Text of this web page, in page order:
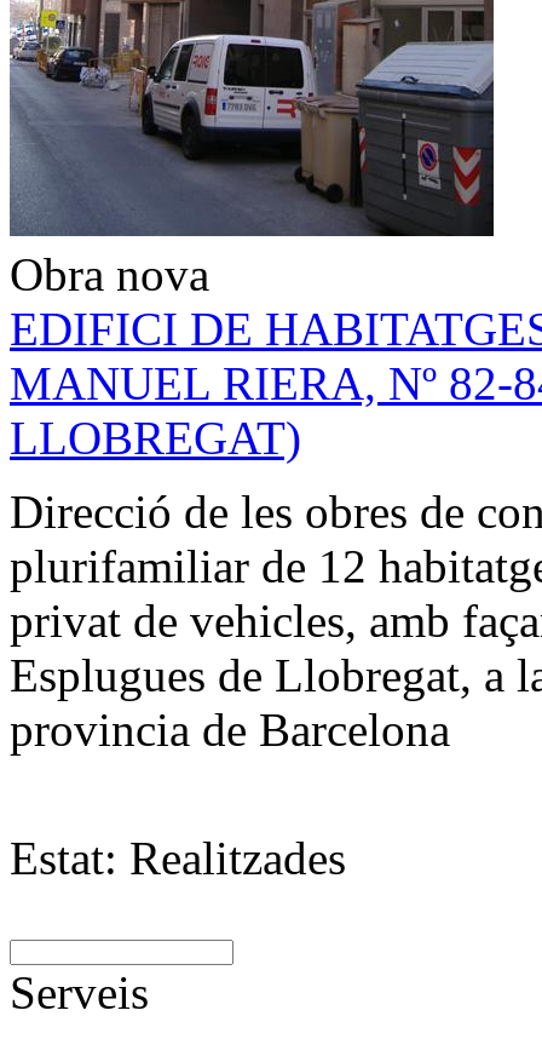
Obra nova
EDIFICI DE
MANUEL RIERA, Nº 82-
LLOBREGAT)
Direcció de les obres de
plurifamiliar de 12
privat de vehicles, amb
Esplugues de Llobregat, a
provincia de Barcelona
Estat: Realitzades
Serveis